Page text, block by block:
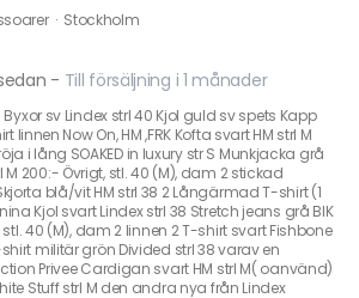
· Stockholm
- Till försäljning i 1 månader
sv Lindex strl 40 Kjol guld sv spets Kapp
linnen Now On, HM ,FRK Kofta svart HM strl M
i lång SOAKED in luxury str S Munkjacka grå
200:- Övrigt, stl. 40 (M), dam 2 stickad
blå/vit HM strl 38 2 Långärmad T-shirt (1
Kjol svart Lindex strl 38 Stretch jeans grå BIK
stl. 40 (M), dam 2 linnen 2 T-shirt svart Fishbone
militär grön Divided strl 38 varav en
Privee Cardigan svart HM strl M( oanvänd)
Stuff strl M den andra nya från Lindex